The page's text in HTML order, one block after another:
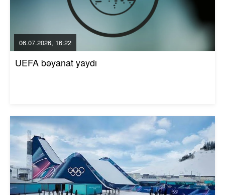
06.07.2026, 16:22
UEFA bəyanat yaydı